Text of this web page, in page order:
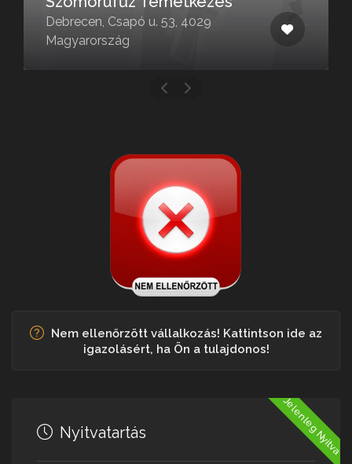
Debrecen, Csapó u. 53, 4029
Magyarország
Nem ellenőrzött vállalkozás! Kattintson ide az
igazolásért, ha Ön a tulajdonos!
Jelenleg Nyitva
Nyitvatartás